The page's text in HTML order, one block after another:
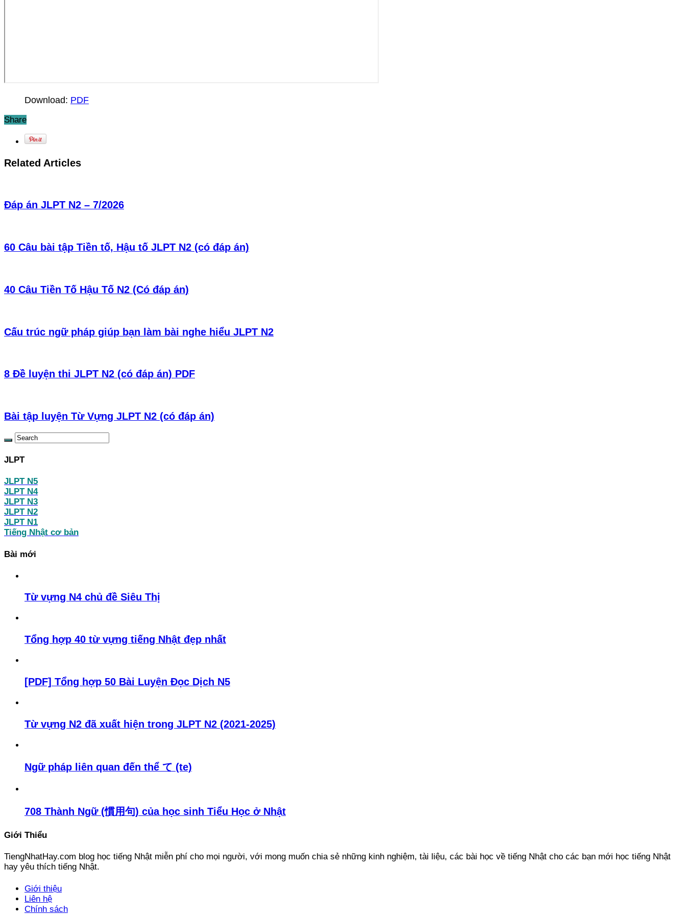
Download: PDF
Share
Related Articles
Đáp án JLPT N2 – 7/2026
60 Câu bài tập Tiền tố, Hậu tố JLPT N2 (có đáp án)
40 Câu Tiền Tố Hậu Tố N2 (Có đáp án)
Cấu trúc ngữ pháp giúp bạn làm bài nghe hiểu JLPT N2
8 Đề luyện thi JLPT N2 (có đáp án) PDF
Bài tập luyện Từ Vựng JLPT N2 (có đáp án)
JLPT
JLPT N5
JLPT N4
JLPT N3
JLPT N2
JLPT N1
Tiếng Nhật cơ bản
Bài mới
Từ vựng N4 chủ đề Siêu Thị
Tổng hợp 40 từ vựng tiếng Nhật đẹp nhất
[PDF] Tổng hợp 50 Bài Luyện Đọc Dịch N5
Từ vựng N2 đã xuất hiện trong JLPT N2 (2021-2025)
Ngữ pháp liên quan đến thể て (te)
708 Thành Ngữ (慣用句) của học sinh Tiểu Học ở Nhật
Giới Thiểu
TiengNhatHay.com blog học tiếng Nhật miễn phí cho mọi người, với mong muốn chia sẻ những kinh nghiệm, tài liệu, các bài học về tiếng Nhật cho các bạn mới học tiếng Nhật
hay yêu thích tiếng Nhật.
Giới thiệu
Liên hệ
Chính sách